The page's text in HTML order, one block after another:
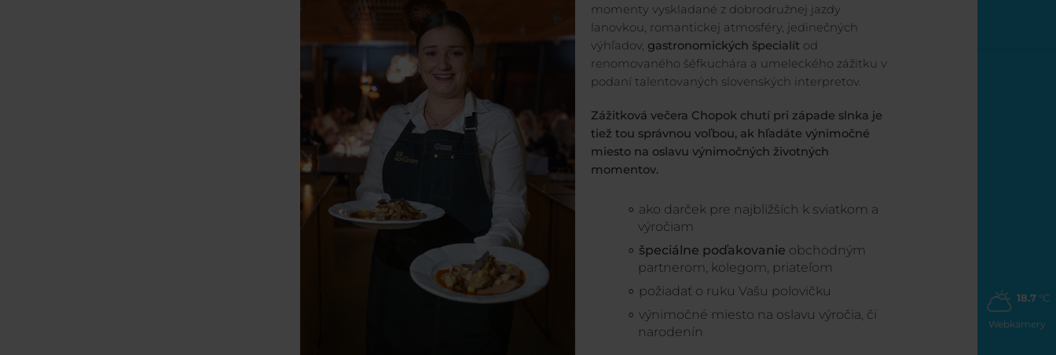
18.7°C
Webkamery
momenty vyskladané z dobrodružnej jazdy
lanovkou, romantickej atmosféry, jedinečných
výhľadov, gastronomických špecialít od
renomovaného šéfkuchára a umeleckého zážitku v
podaní talentovaných slovenských interpretov.
Zážitková večera Chopok chutí pri západe slnka je
tiež tou správnou voľbou, ak hľadáte výnimočné
miesto na oslavu výnimočných životných
momentov.
ako darček pre najbližších k sviatkom a
výročiam
špeciálne poďakovanie obchodným
partnerom, kolegom, priateľom
požiadať o ruku Vašu polovičku
výnimočné miesto na oslavu výročia, či
narodenín